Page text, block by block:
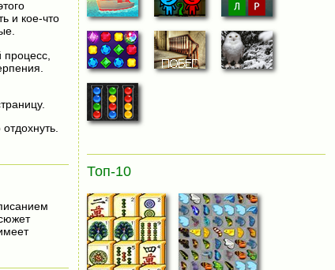
и кое-что
процесс,
Топ-10